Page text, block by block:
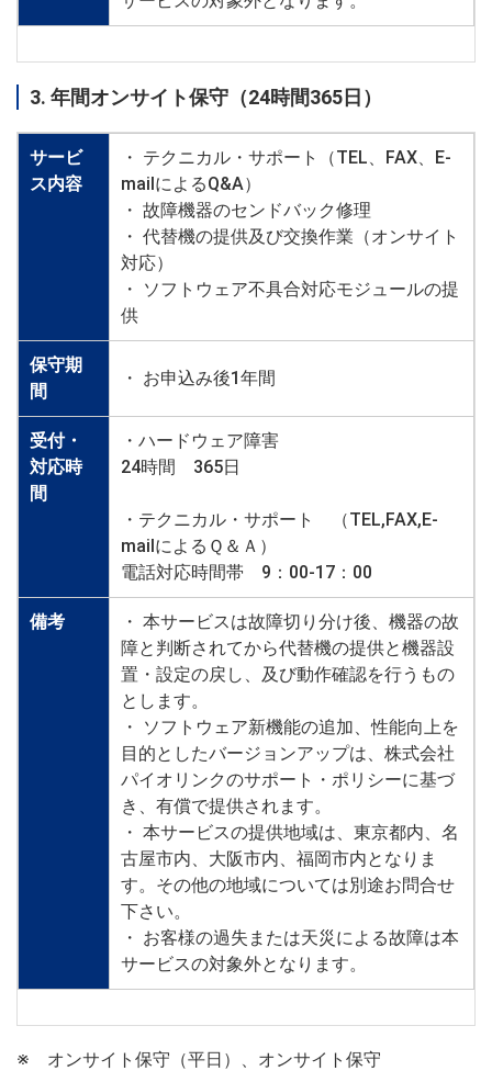
3. 年間オンサイト保守（24時間365日）
サービ
ス内容
・ テクニカル・サポート（TEL、FAX、E-
mailによるQ&A）
・ 故障機器のセンドバック修理
・ 代替機の提供及び交換作業（オンサイト
対応）
・ ソフトウェア不具合対応モジュールの提
供
保守期
間
・ お申込み後1年間
受付・
対応時
間
・ハードウェア障害
24時間 365日
・テクニカル・サポート （TEL,FAX,E-
mailによるＱ＆Ａ）
電話対応時間帯 9：00-17：00
備考
・ 本サービスは故障切り分け後、機器の故
障と判断されてから代替機の提供と機器設
置・設定の戻し、及び動作確認を行うもの
とします。
・ ソフトウェア新機能の追加、性能向上を
目的としたバージョンアップは、株式会社
パイオリンクのサポート・ポリシーに基づ
き、有償で提供されます。
・ 本サービスの提供地域は、東京都内、名
古屋市内、大阪市内、福岡市内となりま
す。その他の地域については別途お問合せ
下さい。
・ お客様の過失または天災による故障は本
サービスの対象外となります。
※ オンサイト保守（平日）、オンサイト保守